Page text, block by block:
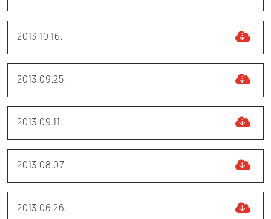
2013.10.16.
2013.09.25.
2013.09.11.
2013.08.07.
2013.06.26.